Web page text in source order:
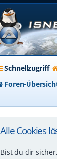
Schnellzugriff
Foren-
Alle Cookies
Bist du dir